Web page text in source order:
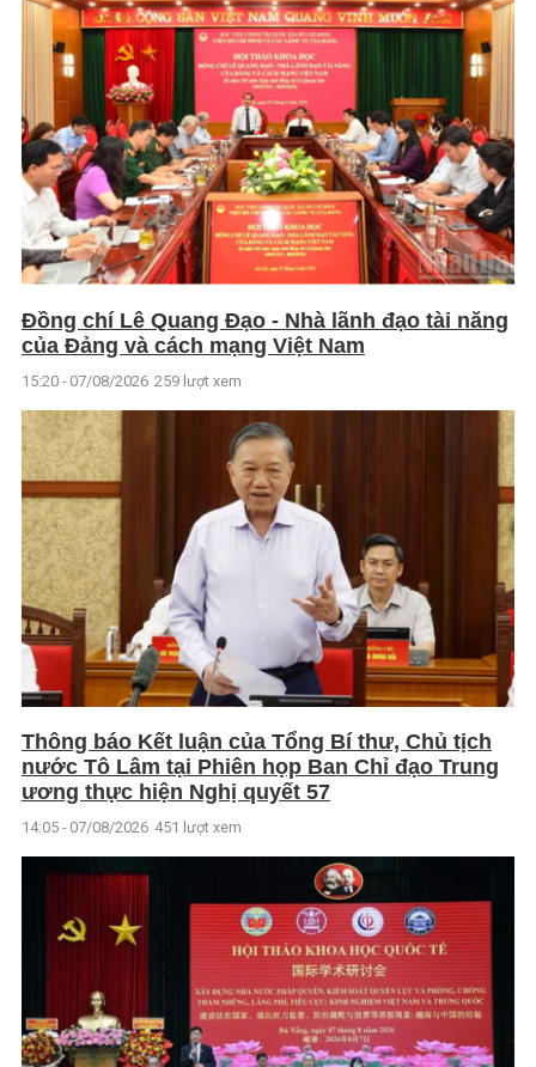
Đồng chí Lê Quang Đạo - Nhà lãnh đạo tài năng
của Đảng và cách mạng Việt Nam
15:20 - 07/08/2026 259 lượt xem
Thông báo Kết luận của Tổng Bí thư, Chủ tịch
nước Tô Lâm tại Phiên họp Ban Chỉ đạo Trung
ương thực hiện Nghị quyết 57
14:05 - 07/08/2026 451 lượt xem